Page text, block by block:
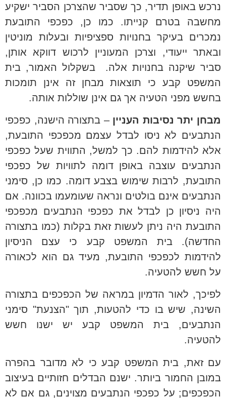
נרכש באופן תדיר, כך שסביר שהצרכן הסביר ישקיע
מחשבה בטרם קנייתו. כמו כן, כפכפי התובעת
נמכרים בעיקר בחנויות ספציפיות ובעלות מוניטין
ובאתר ייעודי, וצרכן המעוניין לרכוש דווקא אותן,
סביר שיקנה בחנויות אלה. בשקלול האמור, בית
המשפט קבע כי תוצאות מבחן זה אינן תומכות
בחשש מפני הטעיה אך גם אינן שוללות אותה.
מבחן יתר נסיבות העניין – בתצורה הישנה, כפכפי
הנתבעים לא ניסו לבדל עצמם מכפכפי התובעת,
אלא להידמות להם. כך למשל, התווית שעל כפכפי
הנתבעים עוצבה באופן דומה לתוויות של כפכפי
התובעת, לרבות שימוש בצבע דומה. כמו כן, סימני
הנתבעים אינם בולטים ונראה שעומעמו בכוונה. אם
היה ניסיון כן לבדל את כפכפי הנתבעים מכפכפי
התובעת היה ניתן לעשות זאת בקלות (כמו בתצורה
החדשה). בית המשפט קבע כי עצם הניסיון
להידמות לכפכפי התובעת, מעיד גם הוא לכאורה
על חשש להטעיה.
לפיכך, לאור הדמיון במראה של הכפכפים בתצורה
השינה, שיש בו כדי להטעות, תוך "הצנעת" סימני
הנתבעים, בית המשפט קבע יש ישנו חשש
להטעיה.
עם זאת, בית המשפט קבע כי לא מדובר בהפרה
במובן החמור ביותר. ישנם הבדלים חזותיים בעיצוב
הכפכפים; על כפכפי הנתבעים מצוינים, גם אם לא